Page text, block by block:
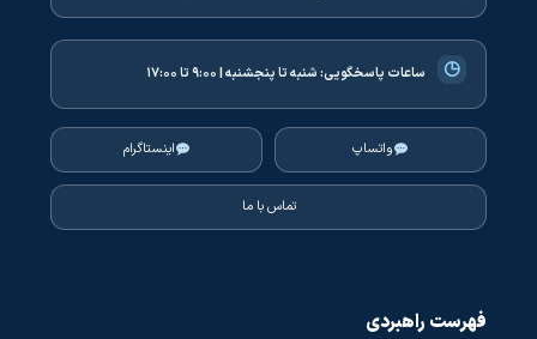
◷ ساعات پاسخگویی:شنبه تا پنجشنبه | ۹:۰۰ تا ۱۷:۰۰
واتساپ اینستاگرام
تماس با ما
فهرست راهبردی